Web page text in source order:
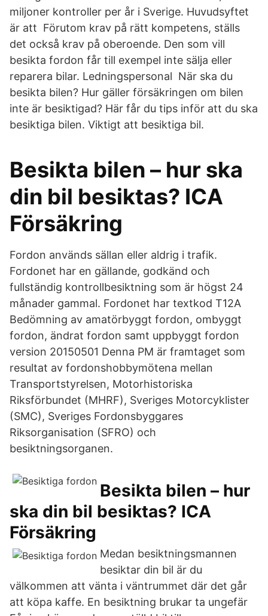
miljoner kontroller per år i Sverige. Huvudsyftet
är att Förutom krav på rätt kompetens, ställs
det också krav på oberoende. Den som vill
besikta fordon får till exempel inte sälja eller
reparera bilar. Ledningspersonal När ska du
besikta bilen? Hur gäller försäkringen om bilen
inte är besiktigad? Här får du tips inför att du ska
besiktiga bilen. Viktigt att besiktiga bil.
Besikta bilen – hur ska
din bil besiktas? ICA
Försäkring
Fordon används sällan eller aldrig i trafik.
Fordonet har en gällande, godkänd och
fullständig kontrollbesiktning som är högst 24
månader gammal. Fordonet har textkod T12A
Bedömning av amatörbyggt fordon, ombyggt
fordon, ändrat fordon samt uppbyggt fordon
version 20150501 Denna PM är framtaget som
resultat av fordonshobbymötena mellan
Transportstyrelsen, Motorhistoriska
Riksförbundet (MHRF), Sveriges Motorcyklister
(SMC), Sveriges Fordonsbyggares
Riksorganisation (SFRO) och
besiktningsorganen.
Besikta bilen – hur
ska din bil besiktas? ICA
Försäkring
Medan besiktningsmannen
besiktar din bil är du
välkommen att vänta i väntrummet där det går
att köpa kaffe. En besiktning brukar ta ungefär